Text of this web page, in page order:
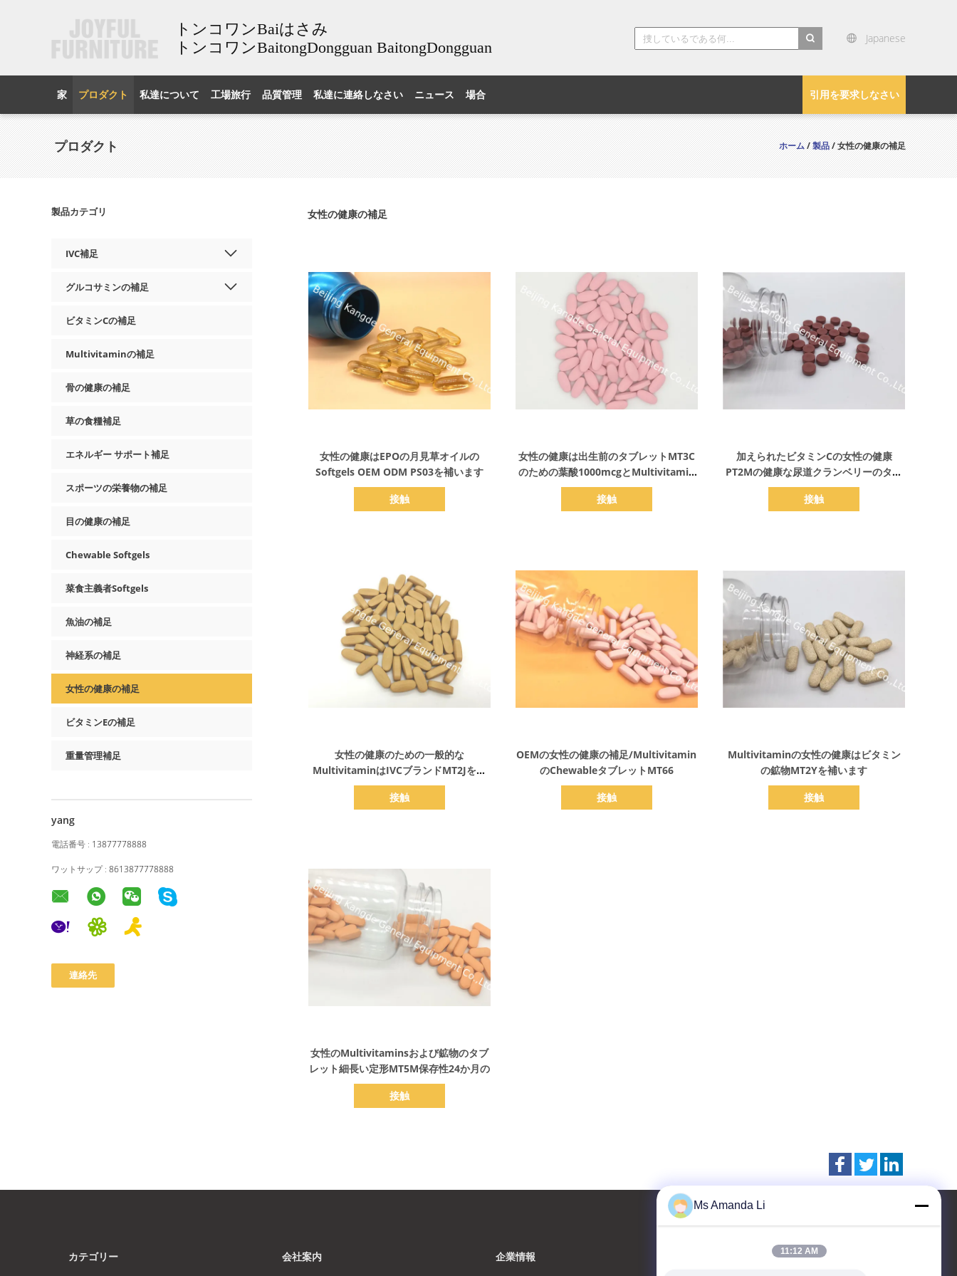
トンコワンBaiはさみ
トンコワンBaitongDongguan BaitongDongguan
Japanese
引用を要求しなさい
家 プロダクト 私達について 工場旅行 品質管理 私達に連絡しなさい ニュース 場合
プロダクト ホーム/製品/ 女性の健康の補足
製品カテゴリ
IVC補足
グルコサミンの補足
ビタミンCの補足
Multivitaminの補足
骨の健康の補足
草の食糧補足
エネルギー サポート補足
スポーツの栄養物の補足
目の健康の補足
Chewable Softgels
菜食主義者Softgels
魚油の補足
神経系の補足
女性の健康の補足
ビタミンEの補足
重量管理補足
yang
電話番号 : 13877778888
ワットサップ : 8613877778888
女性の健康の補足
女性の健康はEPOの月見草オイルの
Softgels OEM ODM PS03を補います
接触
女性の健康は出生前のタブレットMT3C
のための葉酸1000mcgとMultivitamin
を補います
接触
加えられたビタミンCの女性の健康
PT2Mの健康な尿道クランベリーのタブ
レット
接触
詳細を表示
女性の健康のための一般的な
MultivitaminはIVCブランドMT2Jを補
います
接触
詳細を表示
OEMの女性の健康の補足/Multivitamin
のChewableタブレットMT66
接触
Multivitaminの女性の健康はビタミン
の鉱物MT2Yを補います
接触
女性のMultivitaminsおよび鉱物のタブ
レット細長い定形MT5M保存性24か月の
接触
カテゴリー 会社案内 企業情報
Ms Amanda Li
11:12 AM